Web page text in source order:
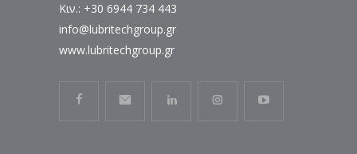
Κιν.: +30 6944 734 443
info@lubritechgroup.gr
www.lubritechgroup.gr